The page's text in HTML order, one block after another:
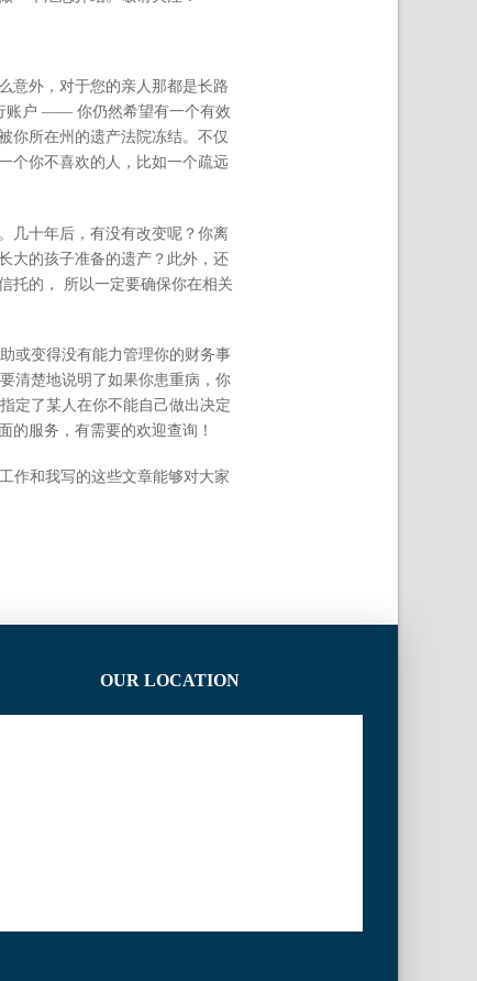
意外，对于您的亲人那都是长路
账户 —— 你仍然希望有一个有效
你所在州的遗产法院冻结。不仅
个你不喜欢的人，比如一个疏远
几十年后，有没有改变呢？你离
大的孩子准备的遗产？此外，还
托的， 所以一定要确保你在相关
或变得没有能力管理你的财务事
清楚地说明了如果你患重病，你
定了某人在你不能自己做出决定
的服务，有需要的欢迎查询！
作和我写的这些文章能够对大家
OUR LOCATION